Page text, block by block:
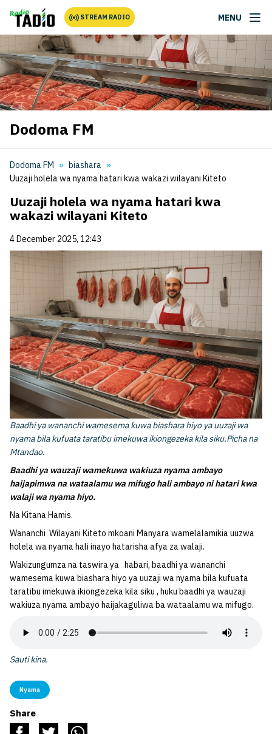
STREAM RADIO MENU
Dodoma FM
Dodoma FM
biashara
Uuzaji holela wa nyama hatari kwa wakazi wilayani Kiteto
Uuzaji holela wa nyama hatari kwa
wakazi wilayani Kiteto
4 December 2025, 12:43
Baadhi ya wananchi wamesema kuwa biashara hiyo ya uuzaji wa
nyama bila kufuata taratibu imekuwa ikiongezeka kila siku.Picha na
Mtandao.
Baadhi ya wauzaji wamekuwa wakiuza nyama ambayo
haijapimwa na wataalamu wa mifugo hali ambayo ni hatari kwa
walaji wa nyama hiyo.
Na Kitana Hamis.
Wananchi Wilayani Kiteto mkoani Manyara wamelalamikia uuzwa
holela wa nyama hali inayo hatarisha afya za walaji.
Wakizungumza na taswira ya habari, baadhi ya wananchi
wamesema kuwa biashara hiyo ya uuzaji wa nyama bila kufuata
taratibu imekuwa ikiongezeka kila siku , huku baadhi ya wauzaji
wakiuza nyama ambayo haijakaguliwa ba wataalamu wa mifugo.
Sauti kina.
Nyama
Share